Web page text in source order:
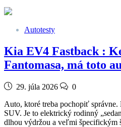
Autotesty
Kia EV4 Fastback :
Fantomasa, má toto
29. júla 2026
0
Auto, ktoré treba pochopiť
SUV. Je to elektrický rodinný
dlhou výdržou a veľmi špecifickým